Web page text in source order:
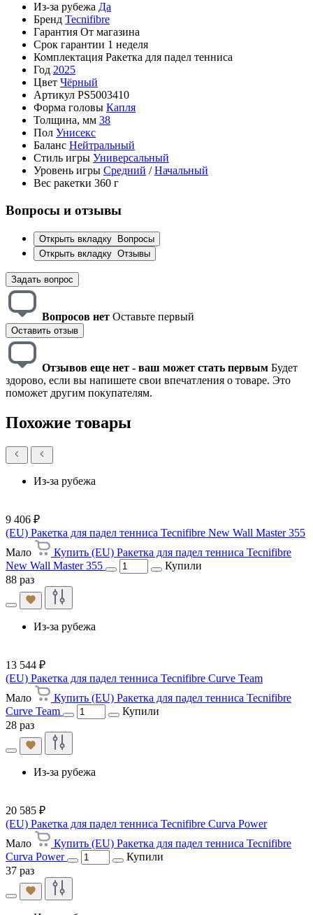
Из-за рубежа Да
Бренд Tecnifibre
Гарантия От магазина
Срок гарантии 1 неделя
Комплектация Ракетка для падел тенниса
Год 2025
Цвет Чёрный
Артикул PS5003410
Форма головы Капля
Толщина, мм 38
Пол Унисекс
Баланс Нейтральный
Стиль игры Универсальный
Уровень игры Средний /Начальный
Вес ракетки 360 г
Вопросы и отзывы
Открыть вкладку
Вопросы
Открыть вкладку Отзывы
Задать вопрос
Вопросов нет Оставьте первый
Оставить отзыв
Отзывов еще нет - ваш может стать первым Будет
здорово, если вы напишете свои впечатления о товаре. Это
поможет другим покупателям.
Похожие товары
Из-за рубежа
9 406 ₽
(EU) Ракетка для падел тенниса Tecnifibre New Wall Master 355
Мало
Купить (EU) Ракетка для падел тенниса Tecnifibre
New Wall Master 355
Купили
88 раз
Из-за рубежа
13 544 ₽
(EU) Ракетка для падел тенниса Tecnifibre Curve Team
Мало
Купить (EU) Ракетка для падел тенниса Tecnifibre
Curve Team
Купили
28 раз
Из-за рубежа
20 585 ₽
(EU) Ракетка для падел тенниса Tecnifibre Curva Power
Мало
Купить (EU) Ракетка для падел тенниса Tecnifibre
Curva Power
Купили
37 раз